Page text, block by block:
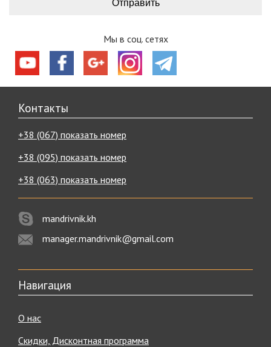
Мы в соц. сетях
Контакты
+38 (067) показать номер
+38 (095) показать номер
+38 (063) показать номер
mandrivnik.kh
manager.mandrivnik@gmail.com
Навигация
О нас
Скидки, Дисконтная программа